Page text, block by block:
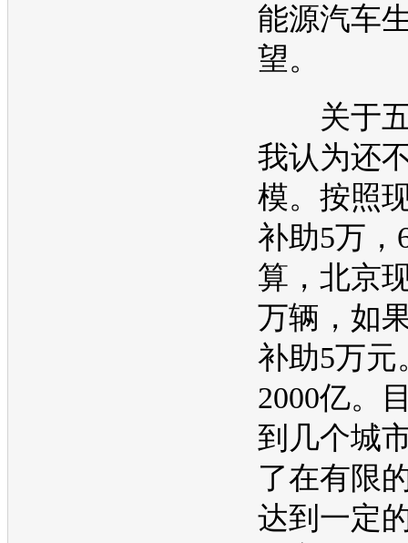
能源汽车
望。
关于五
我认为还
模。按照
补助5万，
算，北京
万辆，如
补助5万元
2000亿。
到几个城
了在有限
达到一定